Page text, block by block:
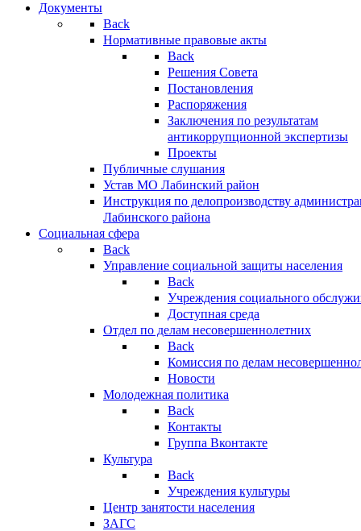
Документы
Back
Нормативные правовые акты
Back
Решения Совета
Постановления
Распоряжения
Заключения по результатам
антикоррупционной экспертизы
Проекты
Публичные слушания
Устав МО Лабинский район
Инструкция по делопроизводству
Лабинского района
Социальная сфера
Back
Управление социальной защиты населения
Back
Учреждения социального
Доступная среда
Отдел по делам несовершеннолетних
Back
Комиссия по делам
Новости
Молодежная политика
Back
Контакты
Группа Вконтакте
Культура
Back
Учреждения культуры
Центр занятости населения
ЗАГС